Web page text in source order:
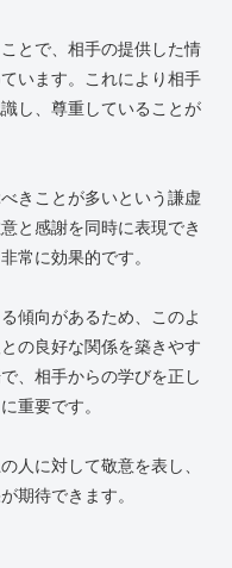
とで、相手の提供した情
います。これにより相手
し、尊重していることが
きことが多いという謙虚
と感謝を同時に表現でき
常に効果的です。
傾向があるため、このよ
の良好な関係を築きやす
、相手からの学びを正し
重要です。
人に対して敬意を表し、
期待できます。